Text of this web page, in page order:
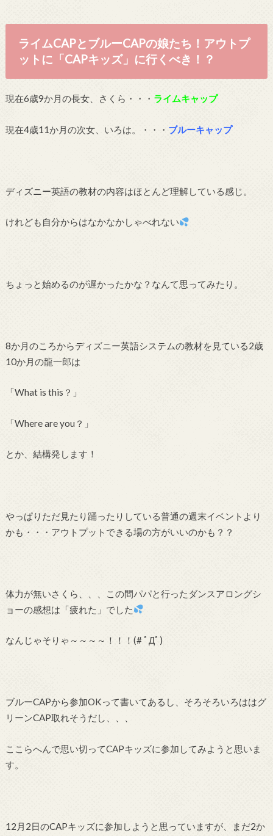
ライムCAPとブルーCAPの娘たち！アウトプ
ットに「CAPキッズ」に行くべき！？
現在6歳9か月の長女、さくら・・・ ライムキャップ
現在4歳11か月の次女、いろは。・・・ ブルーキャップ
ディズニー英語の教材の内容はほとんど理解している感じ。
けれども自分からはなかなかしゃべれない
ちょっと始めるのが遅かったかな？なんて思ってみたり。
8か月のころからディズニー英語システムの教材を見ている2歳
10か月の龍一郎は
「What is this？」
「Where are you？」
とか、結構発します！
やっぱりただ見たり踊ったりしている普通の週末イベントより
かも・・・アウトプットできる場の方がいいのかも？？
体力が無いさくら、、、この間パパと行ったダンスアロングシ
ョーの感想は「疲れた」でした
なんじゃそりゃ～～～～！！！(# ﾟДﾟ)
ブルーCAPから参加OKって書いてあるし、そろそろいろははグ
リーンCAP取れそうだし、、、
ここらへんで思い切ってCAPキッズに参加してみようと思いま
す。
12月2日のCAPキッズに参加しようと思っていますが、まだ2か